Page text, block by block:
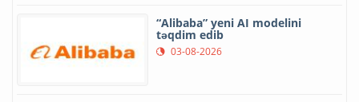
“Alibaba” yeni AI modelini
təqdim edib
03-08-2026